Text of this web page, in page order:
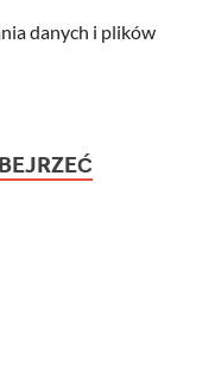
danych i plików